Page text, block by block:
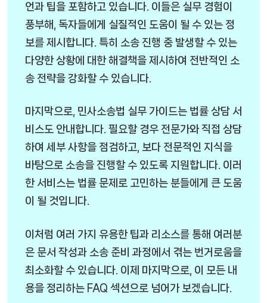
언과 팁을 포함하고 있습니다. 이들은 실무 경험이
풍부해, 독자들에게 실질적인 도움이 될 수 있는 정
보를 제시합니다. 특히 소송 진행 중 발생할 수 있는
다양한 상황에 대한 해결책을 제시하여 전반적인 소
송 전략을 강화할 수 있습니다.
마지막으로, 민사소송법 실무 가이드는 법률 상담 서
비스도 안내합니다. 필요할 경우 전문가와 직접 상담
하여 세부 사항을 점검하고, 보다 전문적인 지식을
바탕으로 소송을 진행할 수 있도록 지원합니다. 이러
한 서비스는 법률 문제로 고민하는 분들에게 큰 도움
이 될 것입니다.
이처럼 여러 가지 유용한 팁과 리소스를 통해 여러분
은 문서 작성과 소송 준비 과정에서 겪는 번거로움을
최소화할 수 있습니다. 이제 마지막으로, 이 모든 내
용을 정리하는 FAQ 섹션으로 넘어가 보겠습니다.